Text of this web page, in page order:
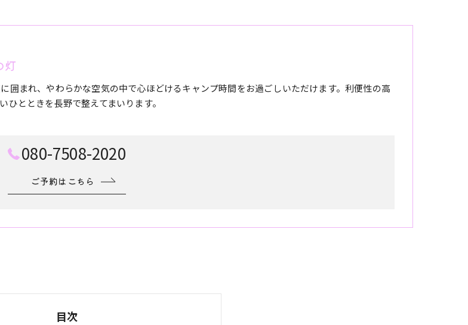
灯
囲まれ、やわらかな空気の中で心ほどけるキャンプ時間をお過ごしいただけます。利便性の高
ひとときを長野で整えてまいります。
080-7508-2020
ご予約はこちら
目次